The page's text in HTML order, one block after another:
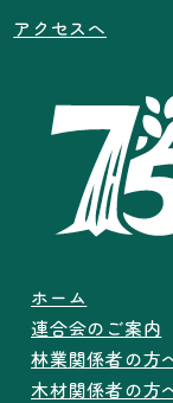
アクセスへ
ホーム
連合会のご案内
林業関係者の方
木材関係者の方